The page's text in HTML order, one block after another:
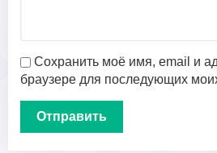
Сохранить моё имя, email и
браузере для последующих